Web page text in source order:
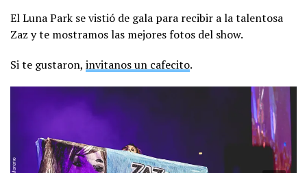
El Luna Park se vistió de gala para recibir a la talentosa
Zaz y te mostramos las mejores fotos del show.
Si te gustaron, invitanos un cafecito.